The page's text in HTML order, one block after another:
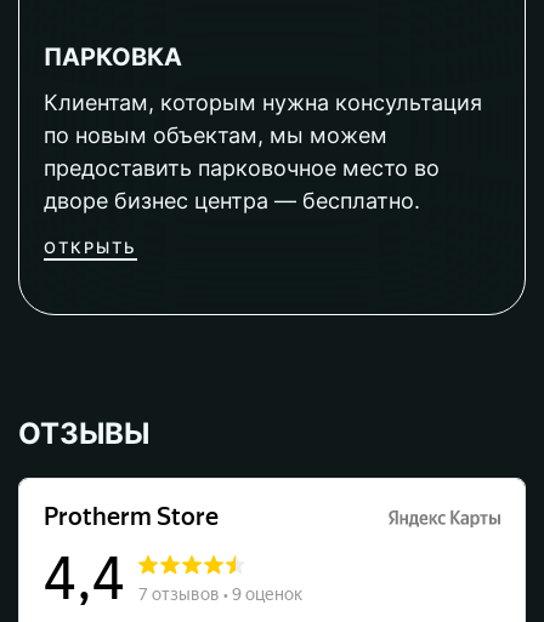
ПАРКОВКА
Клиентам, которым нужна консультация
по новым объектам, мы можем
предоставить парковочное место во
дворе бизнес центра — бесплатно.
ОТКРЫТЬ
ОТЗЫВЫ